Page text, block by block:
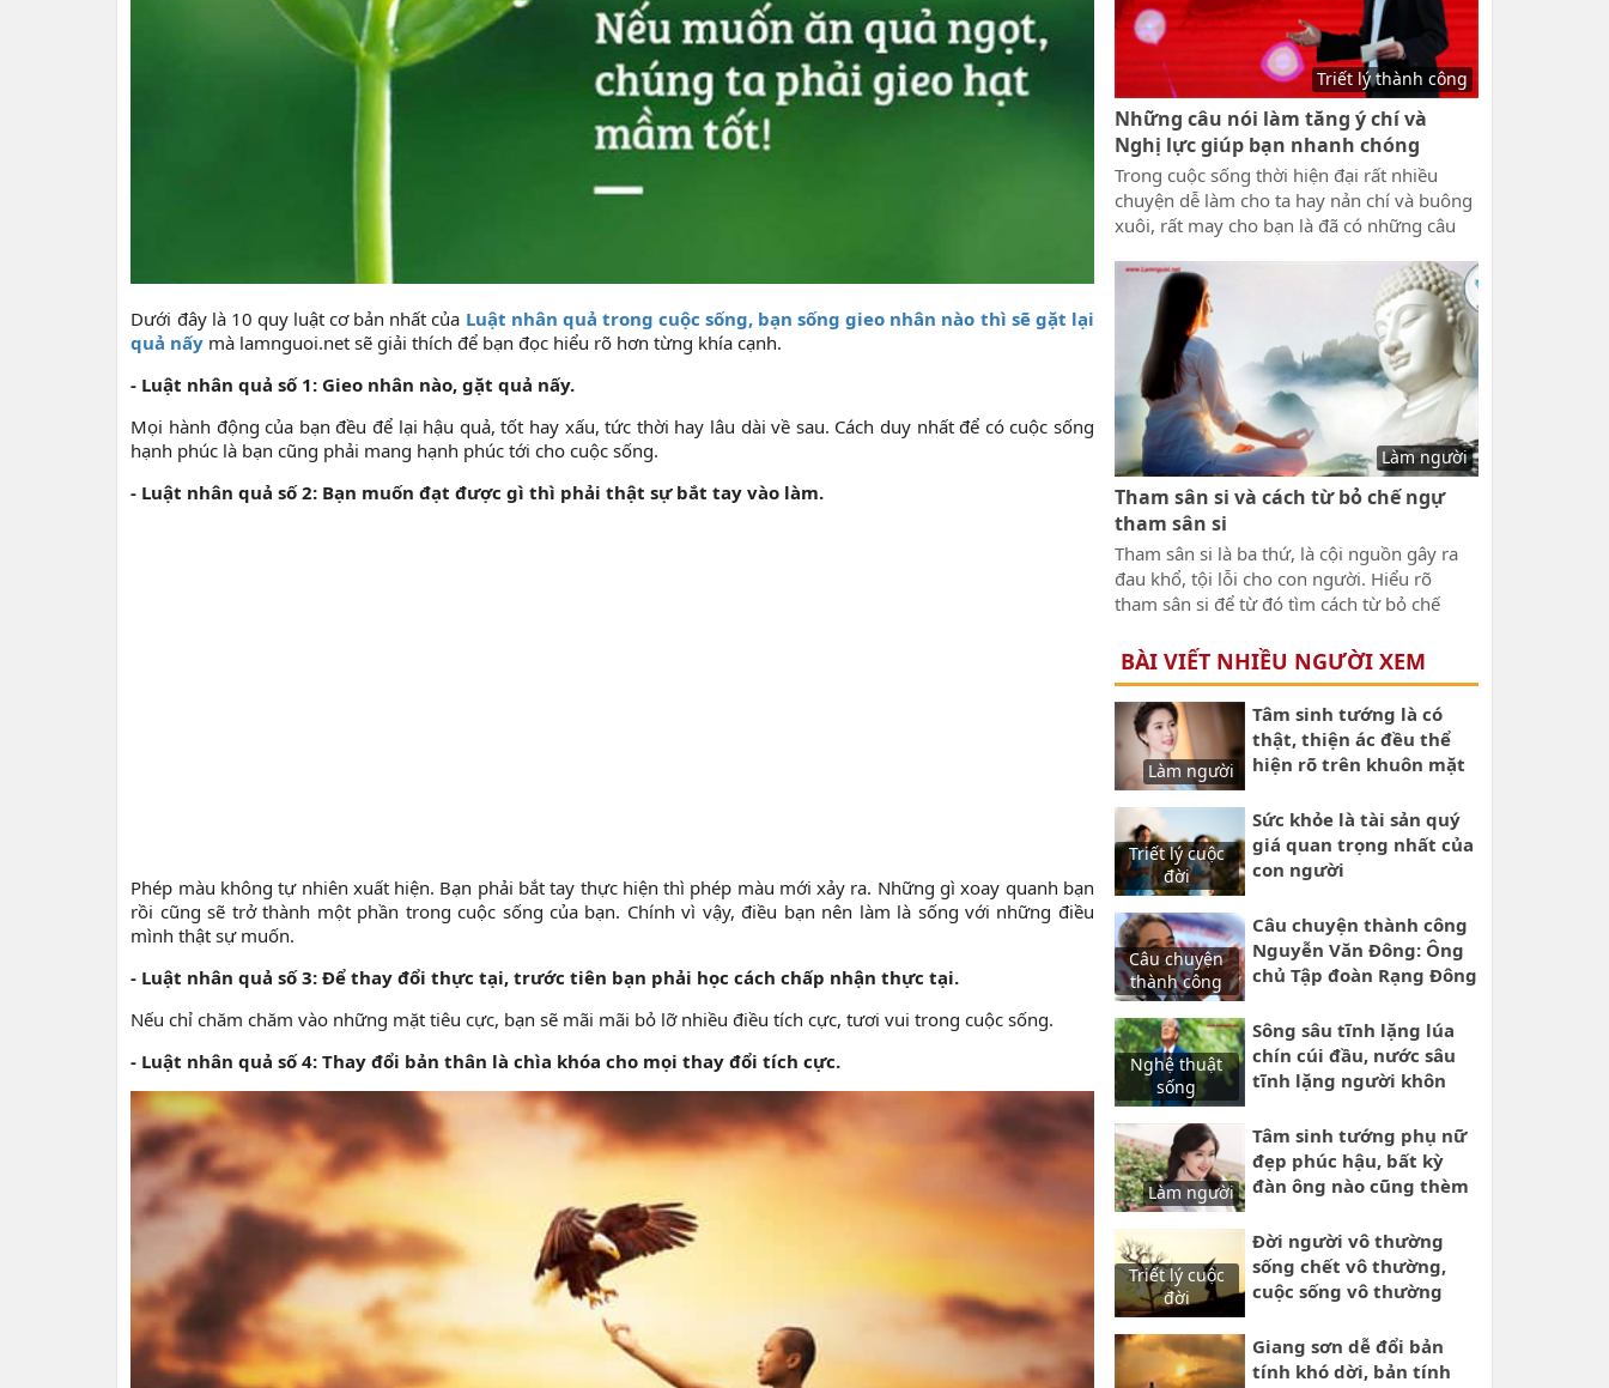
Dưới đây là 10 quy luật cơ bản nhất của Luật nhân quả trong cuộc sống, bạn sống gieo nhân nào thì sẽ gặt lại
quả nấy mà lamnguoi.net sẽ giải thích để bạn đọc hiểu rõ hơn từng khía cạnh.
- Luật nhân quả số 1: Gieo nhân nào, gặt quả nấy.
Mọi hành động của bạn đều để lại hậu quả, tốt hay xấu, tức thời hay lâu dài về sau. Cách duy nhất để có cuộc sống
hạnh phúc là bạn cũng phải mang hạnh phúc tới cho cuộc sống.
- Luật nhân quả số 2: Bạn muốn đạt được gì thì phải thật sự bắt tay vào làm.
Phép màu không tự nhiên xuất hiện. Bạn phải bắt tay thực hiện thì phép màu mới xảy ra. Những gì xoay quanh bạn
rồi cũng sẽ trở thành một phần trong cuộc sống của bạn. Chính vì vậy, điều bạn nên làm là sống với những điều
mình thật sự muốn.
- Luật nhân quả số 3: Để thay đổi thực tại, trước tiên bạn phải học cách chấp nhận thực tại.
Nếu chỉ chăm chăm vào những mặt tiêu cực, bạn sẽ mãi mãi bỏ lỡ nhiều điều tích cực, tươi vui trong cuộc sống.
- Luật nhân quả số 4: Thay đổi bản thân là chìa khóa cho mọi thay đổi tích cực.
Triết lý thành công
Những câu nói làm tăng ý chí và
Nghị lực giúp bạn nhanh chóng
thành công và giàu có
Trong cuộc sống thời hiện đại rất nhiều
chuyện dễ làm cho ta hay nản chí và buông
xuôi, rất may cho bạn là đã có những câu
lamnguoi.net gửi đến bạn. Qua các câu nói
này sẽ làm cho bạn có thêm khí thế và
truyền lửa cảm hứng giúp bạn làm việc yêu
đời và hiệu quả. Bây giờ xin mời bạn đến
với những câu nói làm tăng ý chí và Nghị
lực giúp bạn nhanh chóng giàu có.
Làm người
Tham sân si và cách từ bỏ chế ngự
tham sân si
Tham sân si là ba thứ, là cội nguồn gây ra
đau khổ, tội lỗi cho con người. Hiểu rõ
tham sân si để từ đó tìm cách từ bỏ chế
người đau khổ. Từ chữ tham mới nổi lên
sân hận, mới khiến con người si mê u tối,
từ đó gây nên nghiệp ác, khổ đau cho con
người.
BÀI VIẾT NHIỀU NGƯỜI XEM
Làm người
Tâm sinh tướng là có
thật, thiện ác đều thể
hiện rõ trên khuôn mặt
Triết lý cuộc
đời
Sức khỏe là tài sản quý
giá quan trọng nhất của
con người
Câu chuyện
thành công
Câu chuyện thành công
Nguyễn Văn Đông: Ông
chủ Tập đoàn Rạng Đông
nhiều nơi để lập nghiệp
lớn
Nghệ thuật
sống
Sông sâu tĩnh lặng lúa
chín cúi đầu, nước sâu
tĩnh lặng người khôn
Làm người
Tâm sinh tướng phụ nữ
đẹp phúc hậu, bất kỳ
đàn ông nào cũng thèm
Triết lý cuộc
đời
Đời người vô thường
sống chết vô thường,
cuộc sống vô thường
mai
Giang sơn dễ đổi bản
tính khó dời, bản tính